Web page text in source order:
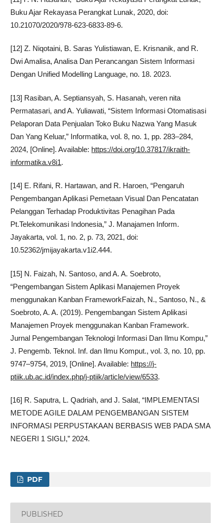
Buku Ajar Rekayasa Perangkat Lunak, 2020, doi:
10.21070/2020/978-623-6833-89-6.
[12] Z. Niqotaini, B. Saras Yulistiawan, E. Krisnanik, and R.
Dwi Amalisa, Analisa Dan Perancangan Sistem Informasi
Dengan Unified Modelling Language, no. 18. 2023.
[13] Rasiban, A. Septiansyah, S. Hasanah, veren nita
Permatasari, and A. Yuliawati, “Sistem Informasi Otomatisasi
Pelaporan Data Penjualan Toko Buku Nazwa Yang Masuk
Dan Yang Keluar,” Informatika, vol. 8, no. 1, pp. 283–284,
2024, [Online]. Available: https://doi.org/10.37817/ikraith-
informatika.v8i1.
[14] E. Rifani, R. Hartawan, and R. Haroen, “Pengaruh
Pengembangan Aplikasi Pemetaan Visual Dan Pencatatan
Pelanggan Terhadap Produktivitas Penagihan Pada
Pt.Telekomunikasi Indonesia,” J. Manajamen Inform.
Jayakarta, vol. 1, no. 2, p. 73, 2021, doi:
10.52362/jmijayakarta.v1i2.444.
[15] N. Faizah, N. Santoso, and A. A. Soebroto,
“Pengembangan Sistem Aplikasi Manajemen Proyek
menggunakan Kanban FrameworkFaizah, N., Santoso, N., &
Soebroto, A. A. (2019). Pengembangan Sistem Aplikasi
Manajemen Proyek menggunakan Kanban Framework.
Jurnal Pengembangan Teknologi Informasi Dan Ilmu Kompu,”
J. Pengemb. Teknol. Inf. dan Ilmu Komput., vol. 3, no. 10, pp.
9747–9754, 2019, [Online]. Available: https://j-
ptiik.ub.ac.id/index.php/j-ptiik/article/view/6533.
[16] R. Saputra, L. Qadriah, and J. Salat, “IMPLEMENTASI
METODE AGILE DALAM PENGEMBANGAN SISTEM
INFORMASI PERPUSTAKAAN BERBASIS WEB PADA SMA
NEGERI 1 SIGLI,” 2024.
PDF
PUBLISHED